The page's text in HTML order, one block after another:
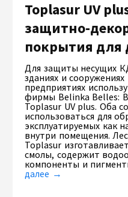
Toplasur UV
защитно-
покрытия для
Для защиты несущих
зданиях и
предприятиях
фирмы Belinka Belles:
Toplasur UV plus. Оба
использоваться для
эксплуатируемых как
внутри помещения.
Toplasur
смолы, содержит
компоненты и
далее →